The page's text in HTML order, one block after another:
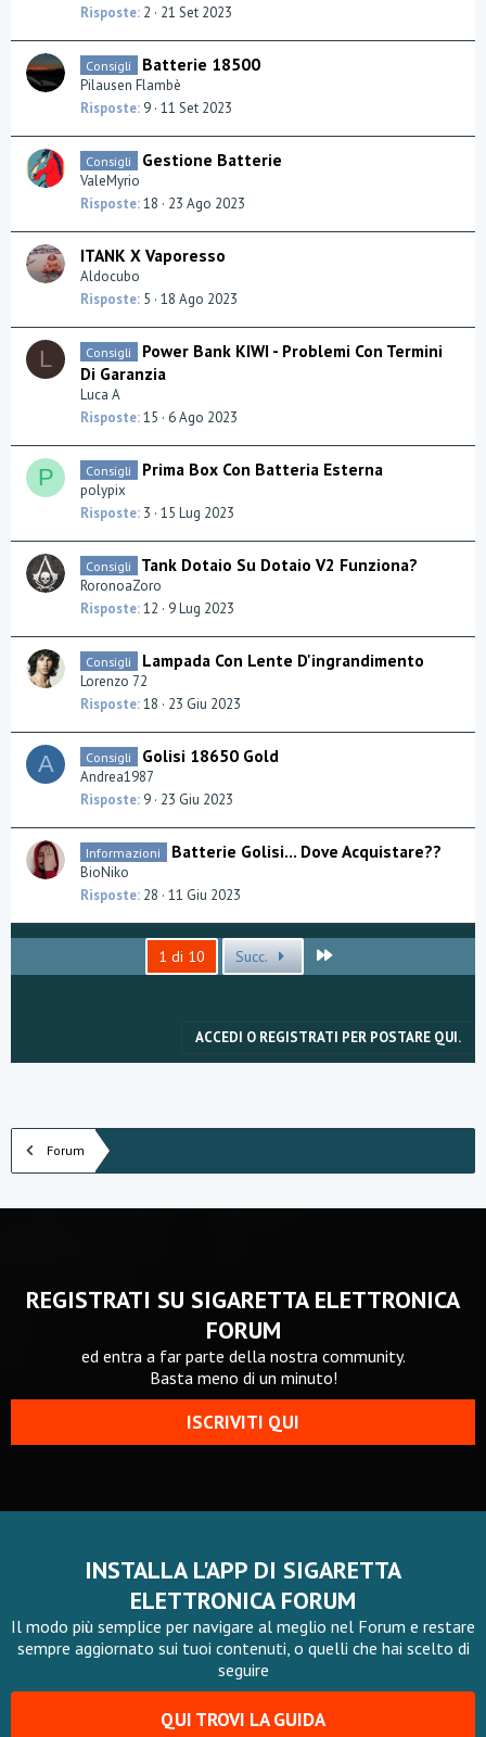
Risposte 2 21 Set 2023
Consigli Batterie 18500
Pilausen Flambè
Risposte 9 11 Set 2023
Consigli Gestione Batterie
ValeMyrio
Risposte 18 23 Ago 2023
ITANK X Vaporesso
Aldocubo
Risposte 5 18 Ago 2023
L Consigli
Power Bank KIWI - Problemi Con Termini
Di Garanzia
Luca A
Risposte 15 6 Ago 2023
P Consigli Prima Box Con Batteria Esterna
polypix
Risposte 3 15 Lug 2023
Consigli Tank Dotaio Su Dotaio V2 Funziona?
RoronoaZoro
Risposte 12 9 Lug 2023
Consigli Lampada Con Lente D'ingrandimento
Lorenzo 72
Risposte 18 23 Giu 2023
A Consigli Golisi 18650 Gold
Andrea1987
Risposte 9 23 Giu 2023
Informazioni Batterie Golisi... Dove Acquistare??
BioNiko
Risposte 28 11 Giu 2023
1 di 10 Succ.
ACCEDI O REGISTRATI PER POSTARE QUI.
Forum
REGISTRATI SU SIGARETTA ELETTRONICA
FORUM
ed entra a far parte della nostra community.
Basta meno di un minuto!
ISCRIVITI QUI
INSTALLA L'APP DI SIGARETTA
ELETTRONICA FORUM
Il modo più semplice per navigare al meglio nel Forum e restare
sempre aggiornato sui tuoi contenuti, o quelli che hai scelto di
seguire
QUI TROVI LA GUIDA